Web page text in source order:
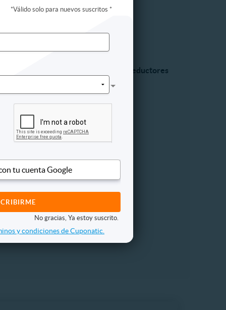
*Válido solo para nuevos suscritos *
tu cuenta Google
No gracias, Ya estoy suscrito.
y condiciones de Cuponatic.
de Reparación
Tratamientos reductores